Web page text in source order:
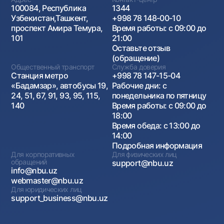
100084, Республика
Узбекистан,Ташкент,
проспект Амира Темура,
101
1344
+998 78 148-00-10
Время работы: с 09:00 до
21:00
Оставьте отзыв
(обращение)
Общественный транспорт
Станция метро
«Бадамзар», автобусы 19,
24, 51, 67, 91, 93, 95, 115,
140
Служба доверия
+998 78 147-15-04
Рабочие дни: с
понедельника по пятницу
Время работы: с 09:00 до
18:00
Время обеда: с 13:00 до
14:00
Подробная информация
Для корпоративных
обращений
info@nbu.uz
webmaster@nbu.uz
Для физических лиц
support@nbu.uz
Для юридических лиц
support_business@nbu.uz